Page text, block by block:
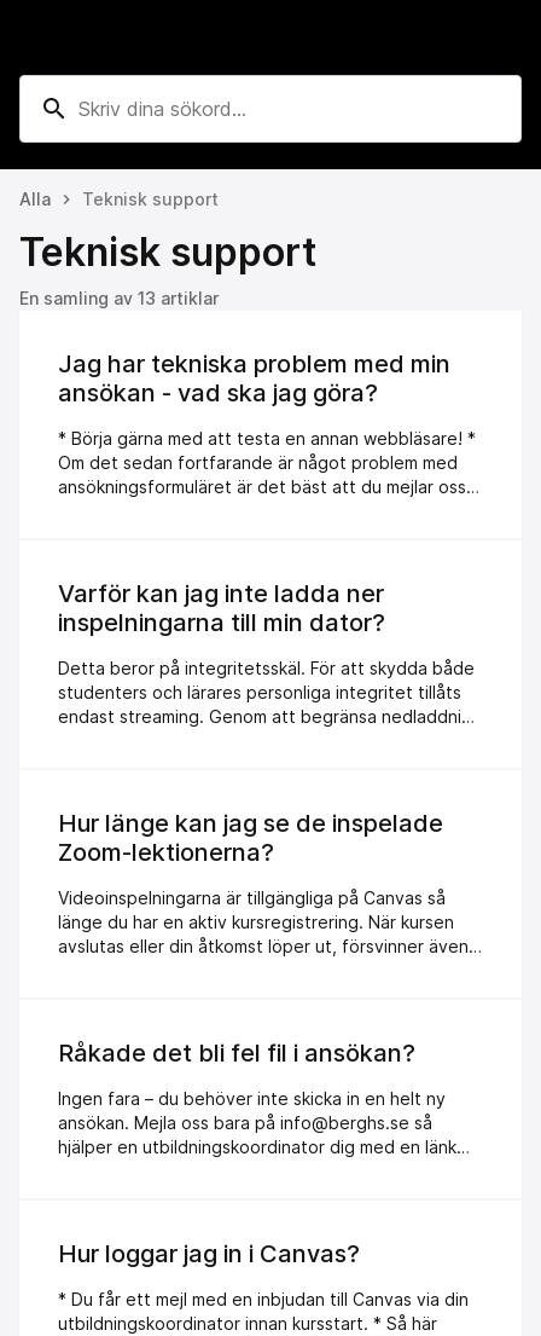
search
Alla keyboard_arrow_right Teknisk support
Teknisk support
En samling av 13 artiklar
Jag har tekniska problem med min
ansökan - vad ska jag göra?
* Börja gärna med att testa en annan webbläsare! *
Om det sedan fortfarande är något problem med
ansökningsformuläret är det bäst att du mejlar oss
Bifoga gärna en skärmdump.
Varför kan jag inte ladda ner
inspelningarna till min dator?
Detta beror på integritetsskäl. För att skydda både
studenters och lärares personliga integritet tillåts
endast streaming. Genom att begränsa nedladdning
Hur länge kan jag se de inspelade
Zoom-lektionerna?
Videoinspelningarna är tillgängliga på Canvas så
länge du har en aktiv kursregistrering. När kursen
avslutas eller din åtkomst löper ut, försvinner även
Råkade det bli fel fil i ansökan?
Ingen fara – du behöver inte skicka in en helt ny
ansökan. Mejla oss bara på info@berghs.se så
hjälper en utbildningskoordinator dig med en länk
Hur loggar jag in i Canvas?
* Du får ett mejl med en inbjudan till Canvas via din
utbildningskoordinator innan kursstart. * Så här